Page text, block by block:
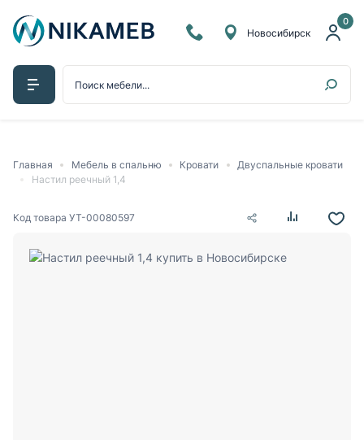
0
Новосибирск
Главная Мебель в спальню Кровати
Двуспальные кровати
Настил реечный 1,4
Код товара УТ-00080597